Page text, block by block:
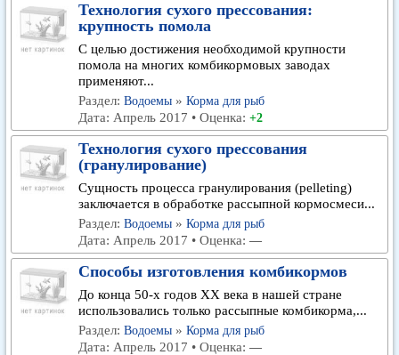
Технология сухого прессования:
крупность помола
С целью достижения необходимой крупности
помола на многих комбикормовых заводах
применяют...
Раздел: Водоемы » Корма для рыб
Дата: Апрель 2017 • Оценка: +2
Технология сухого прессования
(гранулирование)
Сущность процесса гранулирования (pelleting)
заключается в обработке рассыпной кормосмеси...
Раздел: Водоемы » Корма для рыб
Дата: Апрель 2017 • Оценка: —
Способы изготовления комбикормов
До конца 50-х годов XX века в нашей стране
использовались только рассыпные комбикорма,...
Раздел: Водоемы » Корма для рыб
Дата: Апрель 2017 • Оценка: —